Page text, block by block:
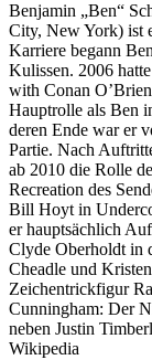
Benjamin „Ben“
City, New York) ist
Karriere begann
Kulissen. 2006
with Conan
Hauptrolle als Ben
deren Ende war er
Partie. Nach
ab 2010 die Rolle
Recreation des
Bill Hoyt in
er hauptsächlich
Clyde Oberholdt in
Cheadle und
Zeichentrickfigur
Cunningham: Der
neben Justin
Wikipedia